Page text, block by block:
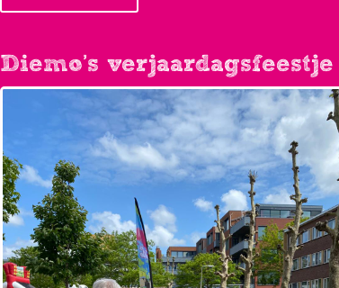
Diemo’s verjaardagsfeestje